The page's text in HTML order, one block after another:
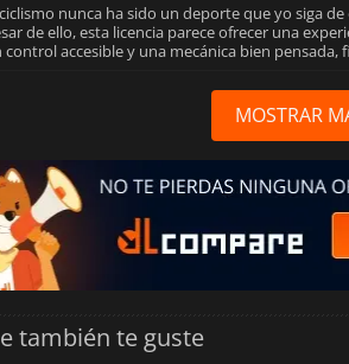
nunca ha sido un deporte que yo siga
de ello, esta licencia parece ofrecer una
control accesible y una mecánica bien
MOSTRAR
también te guste